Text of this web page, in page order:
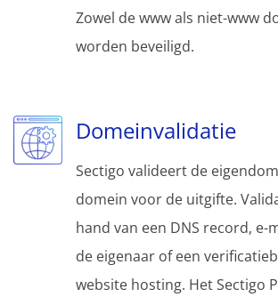
Zowel de www als niet-www
worden beveiligd.
Domeinvalidatie
Sectigo valideert de
domein voor de uitgifte.
hand van een DNS record, e-
de eigenaar of een
website hosting. Het Sectigo